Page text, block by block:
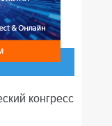
конгресс